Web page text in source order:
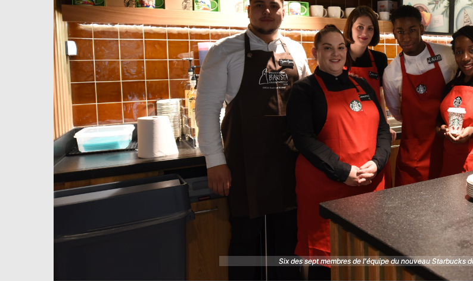
Six des sept membres de l'équipe du nouveau
Six des sept membres de l'équipe du nouveau